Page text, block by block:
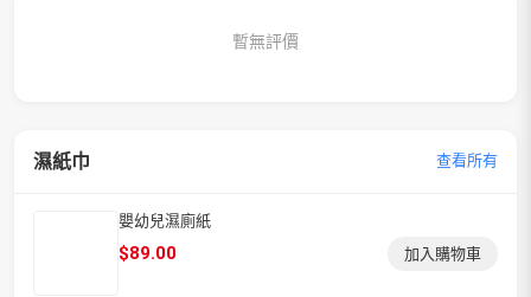
暫無評價
濕紙巾 查看所有
嬰幼兒濕廁紙
$89.00 加入購物車